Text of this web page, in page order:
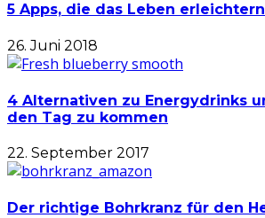
5 Apps, die das Leben erleichtern
26. Juni 2018
4 Alternativen zu Energydrinks
den Tag zu kommen
22. September 2017
Der richtige Bohrkranz für den